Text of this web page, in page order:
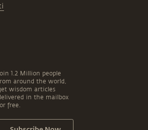
1.2 Million people
around the world,
wisdom articles
in the mailbox
free.